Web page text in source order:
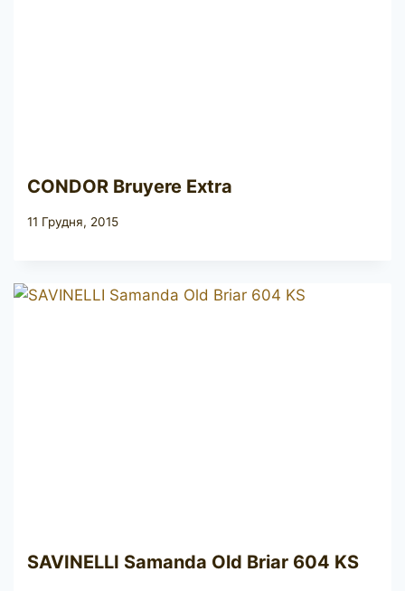
CONDOR Bruyere Extra
11 Грудня, 2015
SAVINELLI Samanda Old Briar 604 KS